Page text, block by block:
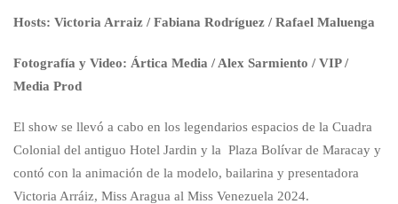
Hosts: Victoria Arraiz / Fabiana Rodríguez / Rafael Maluenga
Fotografía y Video: Ártica Media / Alex Sarmiento / VIP /
Media Prod
El show se llevó a cabo en los legendarios espacios de la Cuadra
Colonial del antiguo Hotel Jardin y la Plaza Bolívar de Maracay y
contó con la animación de la modelo, bailarina y presentadora
Victoria Arráiz, Miss Aragua al Miss Venezuela 2024.